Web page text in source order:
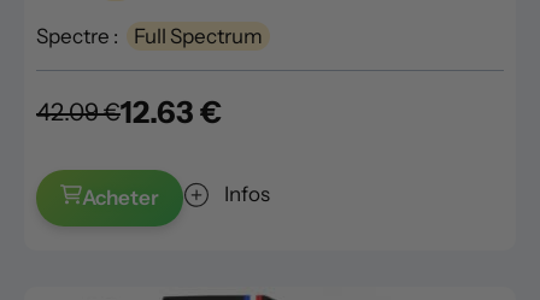
Spectre : Full Spectrum
42.09 €12.63 €
Acheter Infos